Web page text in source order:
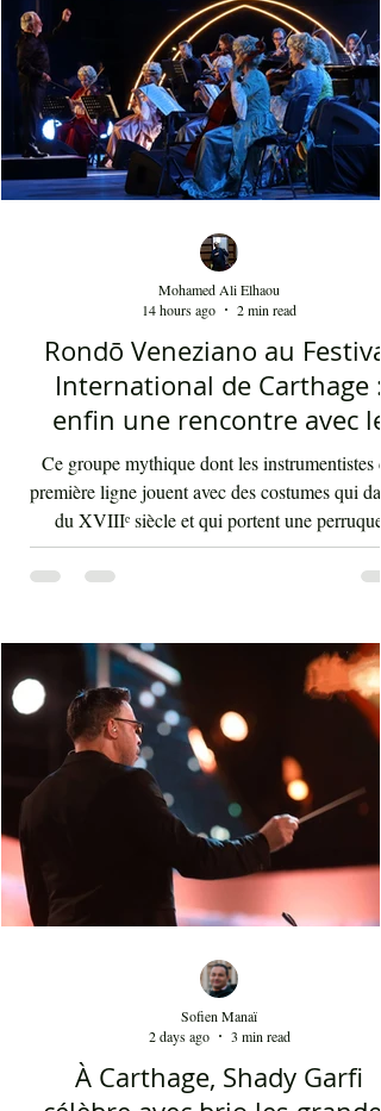
Rondō Veneziano au Festival
International de Carthage :
enfin une rencontre avec le
public tunisien
Ce groupe mythique dont les instrumentistes
première ligne jouent avec des costumes qui
planches du festival de Carthage. Dans les
gradins, dans un temps d'été très humide, les
présents sont le plus souvent des
qui sont venus se rappeler des années 80 et
90 où la culture italienne dominait le paysage
télévisuel tunisien. Conduit par l'énergique
d'orch
Mohamed Ali Elhaou
14 hours ago
2 min read
Sofien Manaï